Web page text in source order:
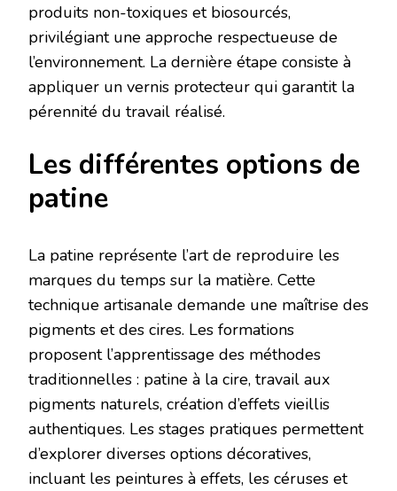
produits non-toxiques et biosourcés,
privilégiant une approche respectueuse de
l’environnement. La dernière étape consiste à
appliquer un vernis protecteur qui garantit la
pérennité du travail réalisé.
Les différentes options de
patine
La patine représente l’art de reproduire les
marques du temps sur la matière. Cette
technique artisanale demande une maîtrise des
pigments et des cires. Les formations
proposent l’apprentissage des méthodes
traditionnelles : patine à la cire, travail aux
pigments naturels, création d’effets vieillis
authentiques. Les stages pratiques permettent
d’explorer diverses options décoratives,
incluant les peintures à effets, les céruses et